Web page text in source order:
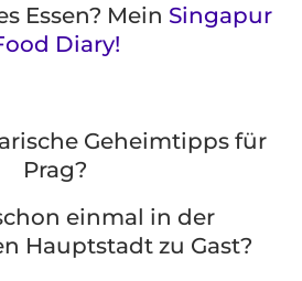
Essen? Mein Singapur
Diary!
Geheimtipps für
Prag?
einmal in der
Hauptstadt zu Gast?